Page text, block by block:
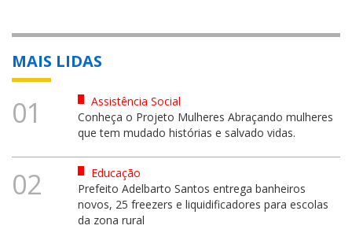
MAIS LIDAS
01
Assistência Social
Conheça o Projeto Mulheres Abraçando mulheres
que tem mudado histórias e salvado vidas.
02
Educação
Prefeito Adelbarto Santos entrega banheiros
novos, 25 freezers e liquidificadores para escolas
da zona rural